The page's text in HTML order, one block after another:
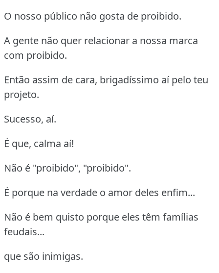
O nosso público não gosta de proibido.
A gente não quer relacionar a nossa marca
com proibido.
Então assim de cara, brigadíssimo aí pelo teu
projeto.
Sucesso, aí.
É que, calma aí!
Não é "proibido", "proibido".
É porque na verdade o amor deles enfim...
Não é bem quisto porque eles têm famílias
feudais...
que são inimigas.